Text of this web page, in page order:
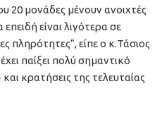
20 μονάδες μένουν ανοιχτές
είναι λιγότερα σε
πληρότητες”, είπε ο κ.Τάσιος
παίξει πολύ σημαντικό
και κρατήσεις της τελευταίας